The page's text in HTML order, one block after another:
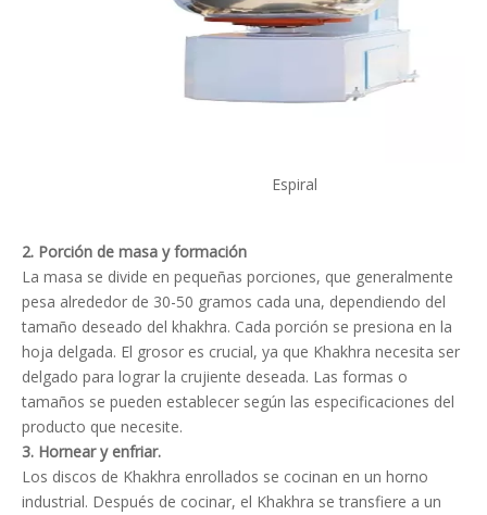
Espiral
2. Porción de masa y formación
La masa se divide en pequeñas porciones, que generalmente
pesa alrededor de 30-50 gramos cada una, dependiendo del
tamaño deseado del khakhra. Cada porción se presiona en la
hoja delgada. El grosor es crucial, ya que Khakhra necesita ser
delgado para lograr la crujiente deseada. Las formas o
tamaños se pueden establecer según las especificaciones del
producto que necesite.
3. Hornear y enfriar.
Los discos de Khakhra enrollados se cocinan en un horno
industrial. Después de cocinar, el Khakhra se transfiere a un